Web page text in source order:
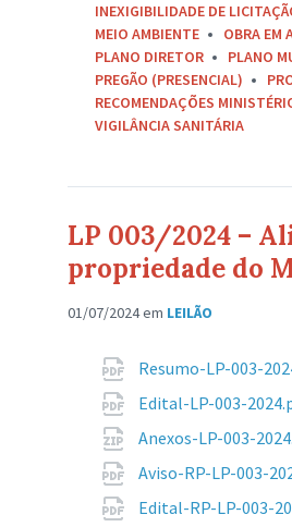
INEXIGIBILIDADE DE
MEIO AMBIENTE
OBRA EM
PLANO DIRETOR
PLANO
PREGÃO (PRESENCIAL)
RECOMENDAÇÕES
VIGILÂNCIA SANITÁRIA
LP 003/2024 –
propriedade do
01/07/2024em LEILÃO
AnexosResumo-LP-003-
Edital-LP-003-
Anexos-LP-003-
Aviso-RP-LP-003-
Edital-RP-LP-003-